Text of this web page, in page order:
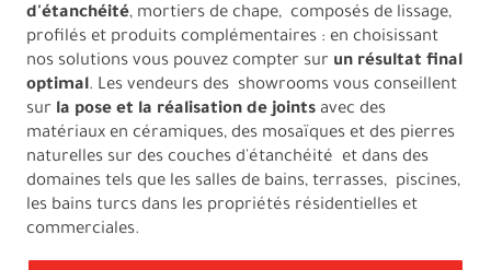
d'étanchéité, mortiers de chape, composés de lissage,
profilés et produits complémentaires : en choisissant
nos solutions vous pouvez compter sur un résultat final
optimal. Les vendeurs des showrooms vous conseillent
sur la pose et la réalisation de joints avec des
matériaux en céramiques, des mosaïques et des pierres
naturelles sur des couches d'étanchéité et dans des
domaines tels que les salles de bains, terrasses, piscines,
les bains turcs dans les propriétés résidentielles et
commerciales.